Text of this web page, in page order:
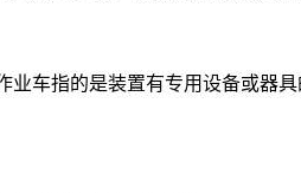
业车指的是装置有专用设备或器